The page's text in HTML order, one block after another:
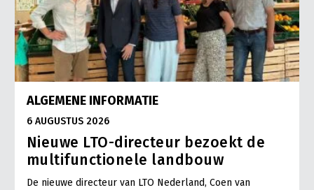
ALGEMENE INFORMATIE
6 AUGUSTUS 2026
Nieuwe LTO-directeur bezoekt de
multifunctionele landbouw
De nieuwe directeur van LTO Nederland, Coen van